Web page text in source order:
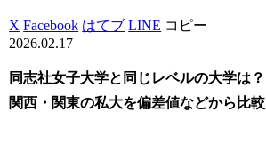
X Facebook はてブ LINE コピー
2026.02.17
同志社女子大学と同じレベルの大学は？
関西・関東の私大を偏差値などから比較